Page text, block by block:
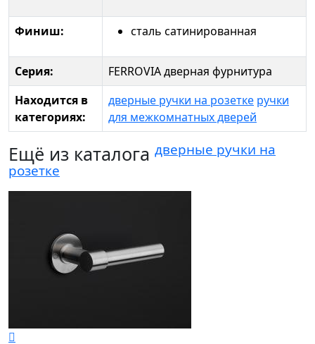
Финиш: сталь сатинированная
Серия:
FERROVIA дверная фурнитура
Находится в
категориях:
дверные ручки на розетке ручки
для межкомнатных дверей
Ещё из каталога дверные ручки на
розетке